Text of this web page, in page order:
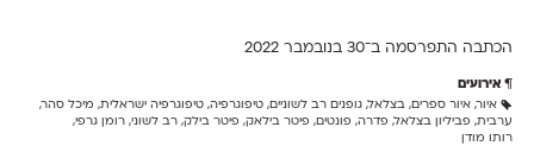
הכתבה התפרסמה ב־30 ב נובמבר 2022
אירועים
איור, איור ספרים, בצלאל, גופנים רב לשוניים, טיפוגרפיה, טיפוגרפיה ישראלית, מיכל סהר,
ערבית, פביליון בצלאל, פדרה, פונטים, פיטר בילאק, פיטר בילק, רב לשוני, רומן גרפי,
רותו מודן